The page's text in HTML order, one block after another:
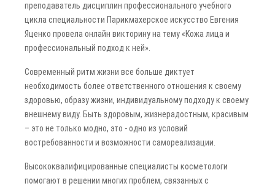
преподаватель дисциплин профессионального учебного
цикла специальности Парикмахерское искусство Евгения
Яценко провела онлайн викторину на тему «Кожа лица и
профессиональный подход к ней».
Современный ритм жизни все больше диктует
необходимость более ответственного отношения к своему
здоровью, образу жизни, индивидуальному подходу к своему
внешнему виду. Быть здоровым, жизнерадостным, красивым
– это не только модно, это - одно из условий
востребованности и возможности самореализации.
Высококвалифицированные специалисты косметологи
помогают в решении многих проблем, связанных с